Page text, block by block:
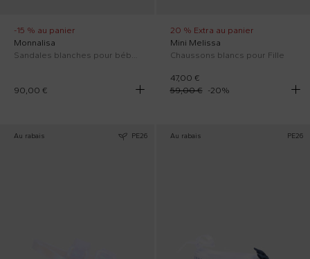
-15 % au panier
Monnalisa
Sandales blanches pour bébé fille et fille avec fraise
90,00 €
20 % Extra au panier
Mini Melissa
Chaussons blancs pour Fille
47,00 €
59,00 €
-20%
Au rabais PE26 Au rabais PE26